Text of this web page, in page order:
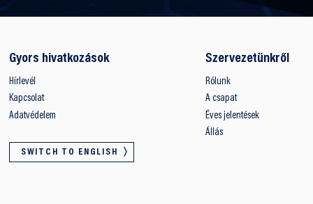
Gyors hivatkozások
Hírlevél
Kapcsolat
Adatvédelem
SWITCH TO ENGLISH
Szervezetünkről
Rólunk
A csapat
Éves jelentések
Állás